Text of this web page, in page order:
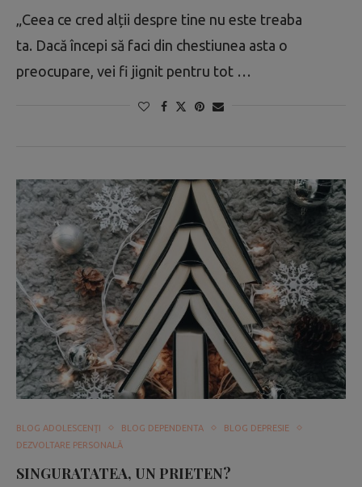
„Ceea ce cred alții despre tine nu este treaba
ta. Dacă începi să faci din chestiunea asta o
preocupare, vei fi jignit pentru tot …
BLOG ADOLESCENŢI BLOG DEPENDENTA
BLOG DEPRESIE
DEZVOLTARE PERSONALĂ
SINGURATATEA, UN PRIETEN?